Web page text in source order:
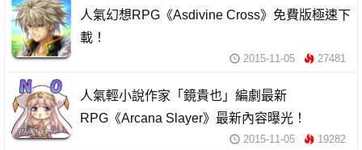
人氣幻想RPG《Asdivine Cross》免費版極速下
載！
2015-11-05 27481
人氣輕小說作家「鏡貴也」編劇最新
RPG《Arcana Slayer》最新內容曝光！
2015-11-05 19282